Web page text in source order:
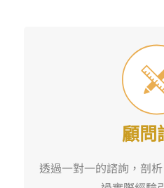
顧問
透過一對一的諮詢，剖